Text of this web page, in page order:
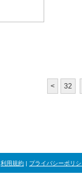
< 32
利用規約 | プライバシーポリシ